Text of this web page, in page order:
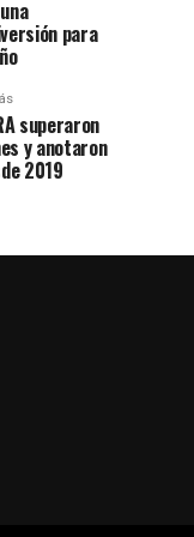
para
superaron
y anotaron
2019